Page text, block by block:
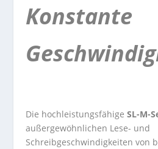
Konstante
Die hochleistungsfähigeSL-M-
außergewöhnlichen Lese- und
Schreibgeschwindigkeiten von